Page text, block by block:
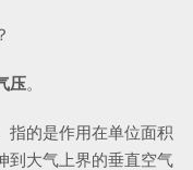
压。
指的是作用在单位面积
到大气上界的垂直空气